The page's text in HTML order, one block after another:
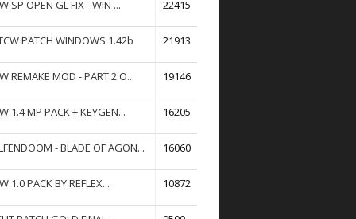
SP OPEN GL FIX - WIN ... 22415
PATCH WINDOWS 1.42b 21913
REMAKE MOD - PART 2 O... 19146
1.4 MP PACK + KEYGEN... 16205
- BLADE OF AGON... 16060
1.0 PACK BY REFLEX... 10872